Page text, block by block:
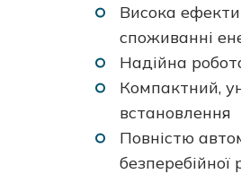
Висока
споживанні
Надійна
Компактний,
встановлення
Повністю
безперебійної